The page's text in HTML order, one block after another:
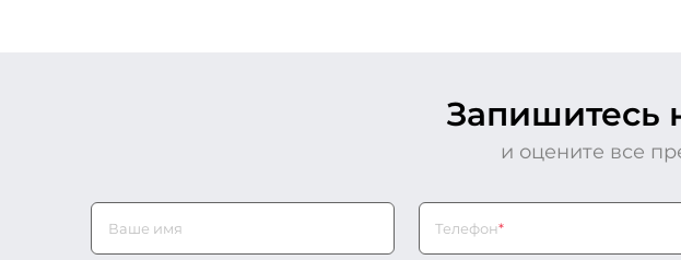
Запишитесь
и оцените все
Телефон*